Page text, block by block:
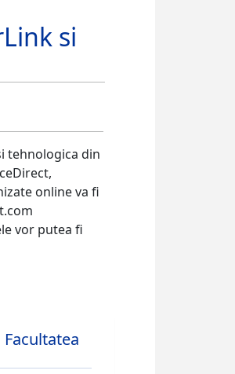
si
tehnologica din
online va fi
vor putea fi